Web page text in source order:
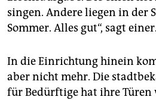
epaper login
singen. Andere liegen in der
Sommer. Alles gut“, sagt einer.
In die Einrichtung hinein
aber nicht mehr. Die
für Bedürftige hat ihre Türen